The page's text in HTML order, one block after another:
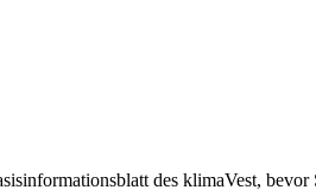
des klimaVest,